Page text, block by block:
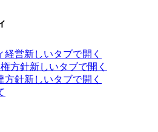
経営新しいタブで開く
方針新しいタブで開く
方針新しいタブで開く